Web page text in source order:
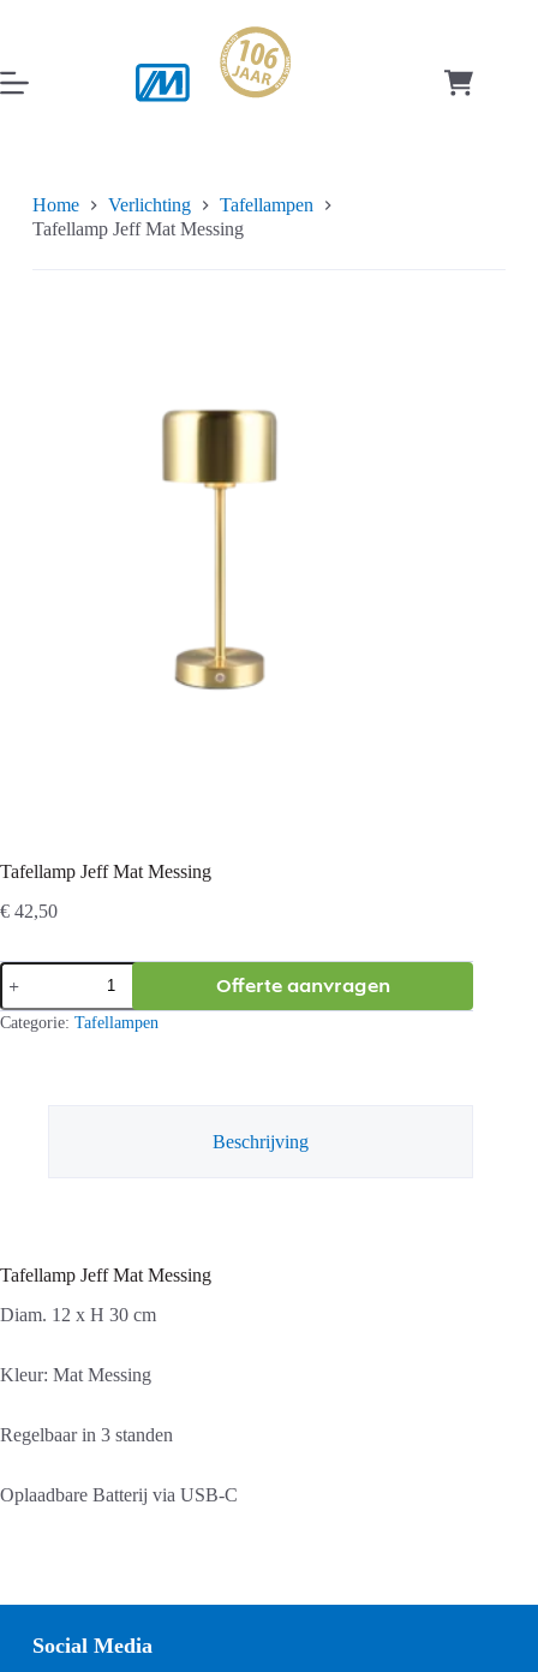
inhoud
Home Verlichting
Tafellampen
Tafellamp Jeff Mat Messing
Tafellamp Jeff Mat Messing
€ 42,50
Tafellamp
Jeff
Mat
Messing
Offerte aanvragen
Categorie: Tafellampen
Beschrijving
Tafellamp Jeff Mat Messing
Diam. 12 x H 30 cm
Kleur: Mat Messing
Regelbaar in 3 standen
Oplaadbare Batterij via USB-C
Social Media